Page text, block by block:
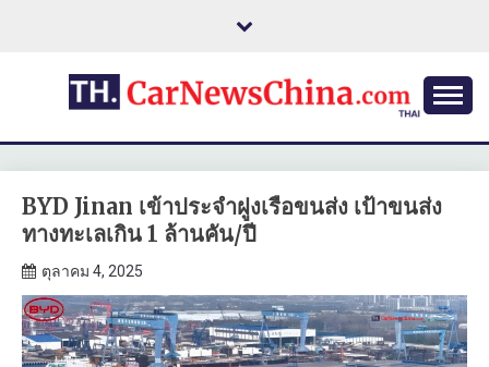
BYD Jinan เข้าประจำฝูงเรือขนส่ง เป้าขนส่ง
ทางทะเลเกิน 1 ล้านคัน/ปี
ตุลาคม 4, 2025